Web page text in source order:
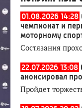
01.08.2026 14:28
чемпионат и
моторному
Состязания
22.07.2026 13:08
анонсировал
Пройдет